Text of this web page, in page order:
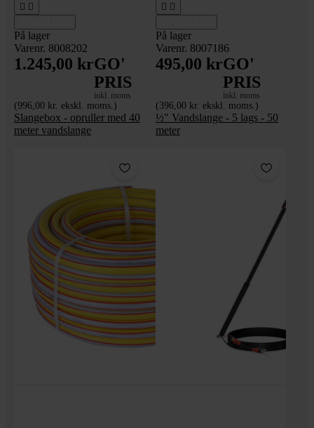
 
På lager
Varenr. 8008202
1.245,00 krGO'
PRIS
inkl. moms
(996,00 kr. ekskl. moms.)
Slangebox - opruller med 40
meter vandslange
 
På lager
Varenr. 8007186
495,00 krGO'
PRIS
inkl. moms
(396,00 kr. ekskl. moms.)
½" Vandslange - 5 lags - 50
meter